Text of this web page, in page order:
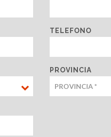
TELEFONO
PROVINCIA